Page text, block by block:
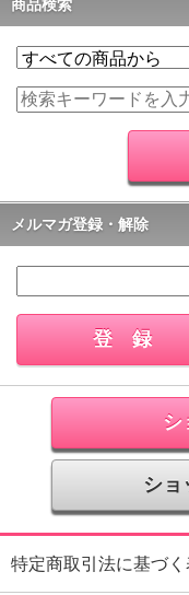
商品検索
メルマガ登録・解除
シ
ショ
特定商取引法に基づく